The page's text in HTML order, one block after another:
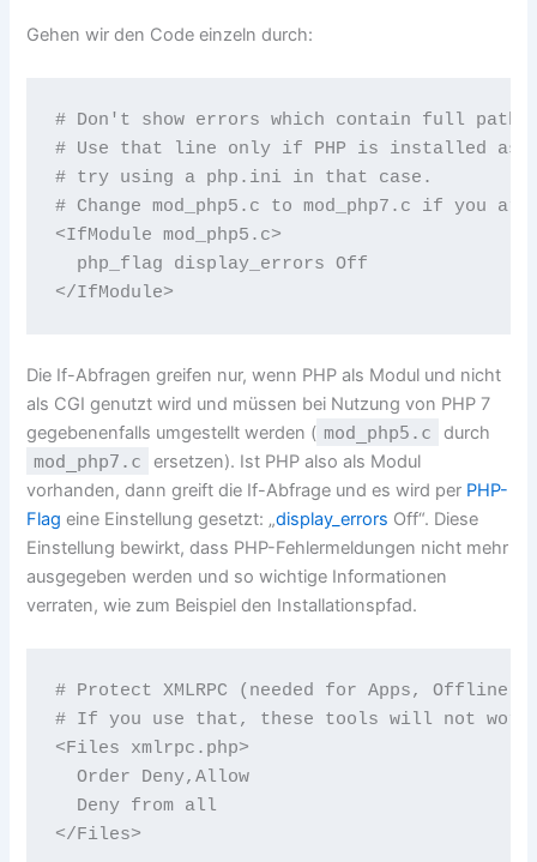
Gehen wir den Code einzeln durch:
# Don't show errors which contain full path
# Use that line only if PHP is installed as a
# try using a php.ini in that case.
# Change mod_php5.c to mod_php7.c if you are
<IfModule mod_php5.c>
  php_flag display_errors Off
Die If-Abfragen greifen nur, wenn PHP als Modul und nicht
als CGI genutzt wird und müssen bei Nutzung von PHP 7
gegebenenfalls umgestellt werden ( mod_php5.c durch
mod_php7.c
ersetzen). Ist PHP also als Modul
vorhanden, dann greift die If-Abfrage und es wird per PHP-
Flag eine Einstellung gesetzt: „display_errors Off“. Diese
Einstellung bewirkt, dass PHP-Fehlermeldungen nicht mehr
ausgegeben werden und so wichtige Informationen
verraten, wie zum Beispiel den Installationspfad.
# Protect XMLRPC (needed for Apps,
# If you use that, these tools will not work
<Files xmlrpc.php>
  Order Deny,Allow
  Deny from all